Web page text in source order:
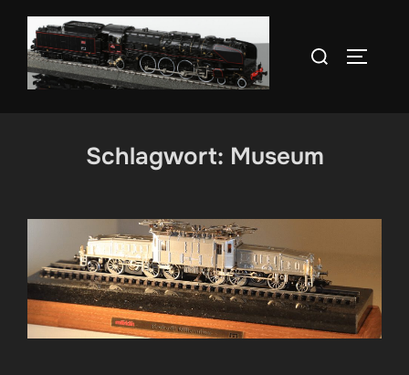
Zum
Inhalt
springen
Suchen
Schlagwort: Museum